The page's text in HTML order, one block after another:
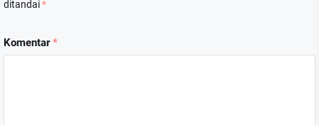
ditandai*
Komentar*